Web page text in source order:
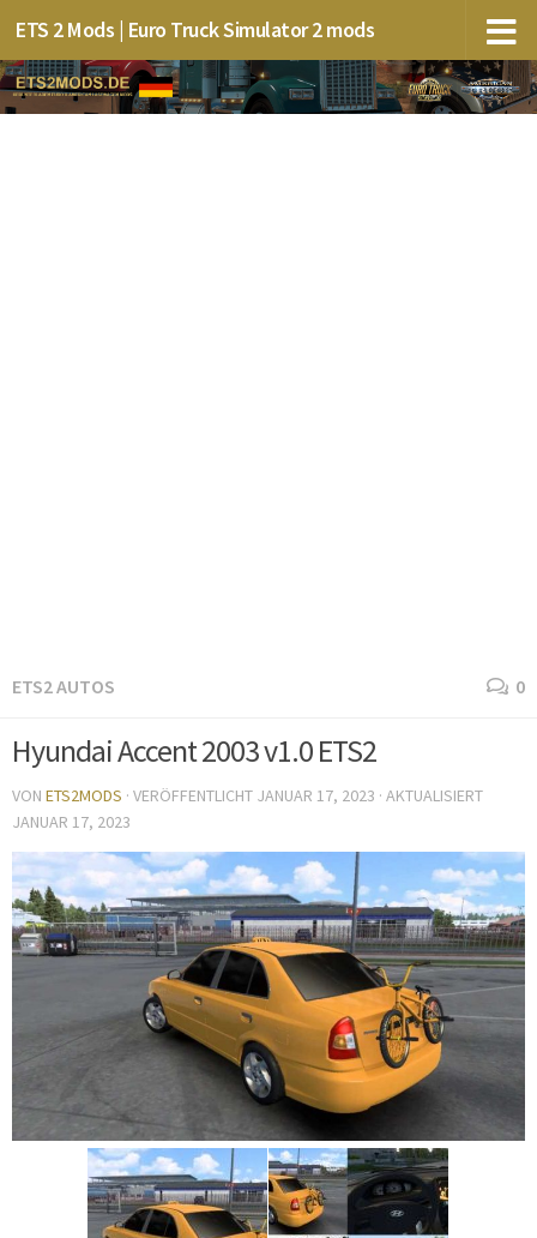
ETS 2 Mods | Euro Truck Simulator 2 mods
ETS2 AUTOS 0
Hyundai Accent 2003 v1.0 ETS2
VON ETS2MODS · VERÖFFENTLICHT JANUAR 17, 2023 · AKTUALISIERT
JANUAR 17, 2023